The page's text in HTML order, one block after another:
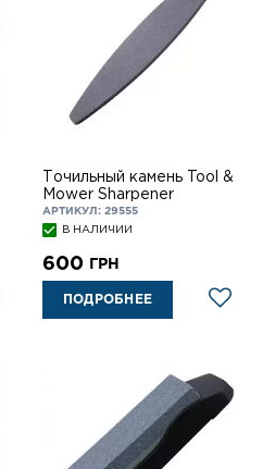
Точильный камень Tool &
Mower Sharpener
АРТИКУЛ: 29555
В НАЛИЧИИ
600 ГРН
ПОДРОБНЕЕ